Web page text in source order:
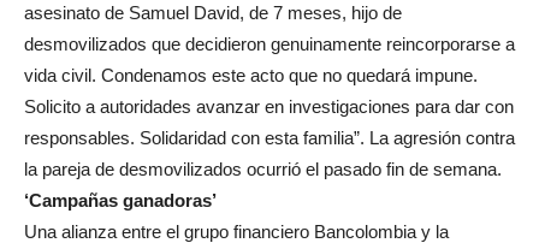
asesinato de Samuel David, de 7 meses, hijo de
desmovilizados que decidieron genuinamente reincorporarse a
vida civil. Condenamos este acto que no quedará impune.
Solicito a autoridades avanzar en investigaciones para dar con
responsables. Solidaridad con esta familia”. La agresión contra
la pareja de desmovilizados ocurrió el pasado fin de semana.
‘Campañas ganadoras’
Una alianza entre el grupo financiero Bancolombia y la